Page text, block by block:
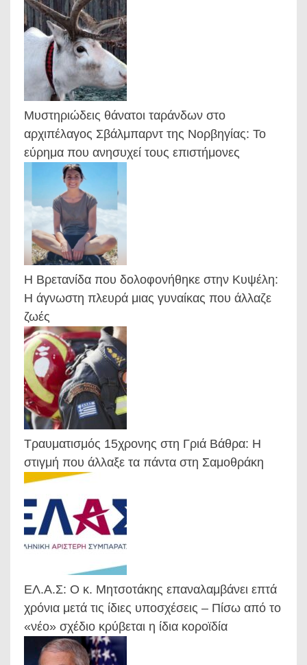
Μυστηριώδεις θάνατοι ταράνδων στο
αρχιπέλαγος Σβάλμπαρντ της Νορβηγίας: Το
εύρημα που ανησυχεί τους επιστήμονες
Η Βρετανίδα που δολοφονήθηκε στην Κυψέλη:
Η άγνωστη πλευρά μιας γυναίκας που άλλαζε
ζωές
Τραυματισμός 15χρονης στη Γριά Βάθρα: Η
στιγμή που άλλαξε τα πάντα στη Σαμοθράκη
ΕΛ.Α.Σ: Ο κ. Μητσοτάκης επαναλαμβάνει επτά
χρόνια μετά τις ίδιες υποσχέσεις – Πίσω από το
«νέο» σχέδιο κρύβεται η ίδια κοροϊδία